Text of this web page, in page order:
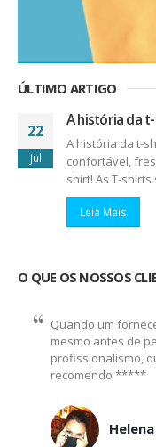
ÚLTIMO ARTIGO
22
Jul
A história da
A história da t-
confortável,
shirt! As T-
Leia Mais
O QUE OS NOSSOS
Serviço de
estampagens
o caso. Uso,